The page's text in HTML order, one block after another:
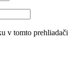
v tomto prehliadači